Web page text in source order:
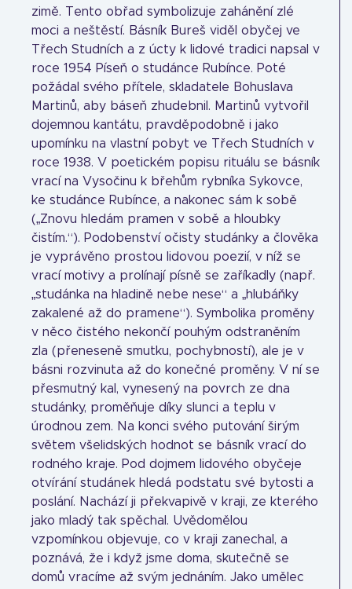
zimě. Tento obřad symbolizuje zahánění zlé
moci a neštěstí. Básník Bureš viděl obyčej ve
Třech Studních a z úcty k lidové tradici napsal v
roce 1954 Píseň o studánce Rubínce. Poté
požádal svého přítele, skladatele Bohuslava
Martinů, aby báseň zhudebnil. Martinů vytvořil
dojemnou kantátu, pravděpodobně i jako
upomínku na vlastní pobyt ve Třech Studních v
roce 1938. V poetickém popisu rituálu se básník
vrací na Vysočinu k břehům rybníka Sykovce,
ke studánce Rubínce, a nakonec sám k sobě
(„Znovu hledám pramen v sobě a hloubky
čistím.“). Podobenství očisty studánky a člověka
je vyprávěno prostou lidovou poezií, v níž se
vrací motivy a prolínají písně se zaříkadly (např.
„studánka na hladině nebe nese“ a „hlubáňky
zakalené až do pramene“). Symbolika proměny
v něco čistého nekončí pouhým odstraněním
zla (přeneseně smutku, pochybností), ale je v
básni rozvinuta až do konečné proměny. V ní se
přesmutný kal, vynesený na povrch ze dna
studánky, proměňuje díky slunci a teplu v
úrodnou zem. Na konci svého putování širým
světem všelidských hodnot se básník vrací do
rodného kraje. Pod dojmem lidového obyčeje
otvírání studánek hledá podstatu své bytosti a
poslání. Nachází ji překvapivě v kraji, ze kterého
jako mladý tak spěchal. Uvědomělou
vzpomínkou objevuje, co v kraji zanechal, a
poznává, že i když jsme doma, skutečně se
domů vracíme až svým jednáním. Jako umělec